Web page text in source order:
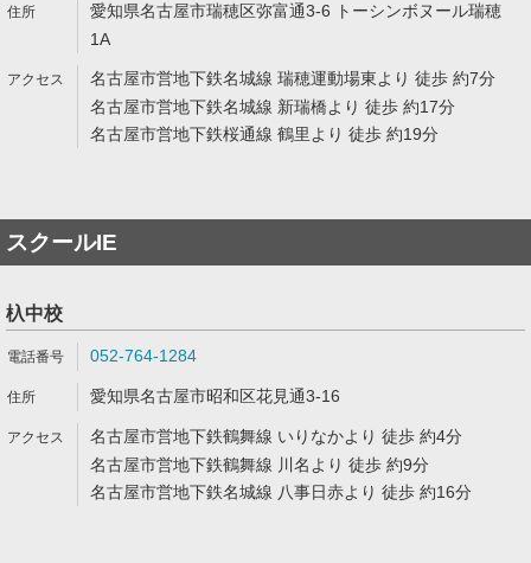
愛知県名古屋市瑞穂区弥富通3-6 トーシンボヌール瑞穂
1A
名古屋市営地下鉄名城線 瑞穂運動場東より 徒歩 約7分
名古屋市営地下鉄名城線 新瑞橋より 徒歩 約17分
名古屋市営地下鉄桜通線 鶴里より 徒歩 約19分
スクールIE
杁中校
052-764-1284
愛知県名古屋市昭和区花見通3-16
名古屋市営地下鉄鶴舞線 いりなかより 徒歩 約4分
名古屋市営地下鉄鶴舞線 川名より 徒歩 約9分
名古屋市営地下鉄名城線 八事日赤より 徒歩 約16分